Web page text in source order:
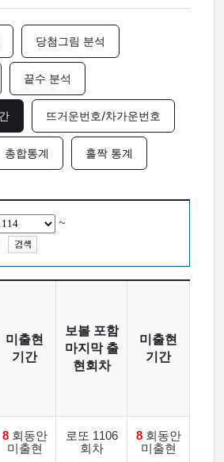
당첨그림 분석
끝수 분석
뜨거운번호/차가운번호
총합통계 홀짝 통계
~
미출현
기간
보볼 포함
마지막 출
현회차
미출현
기간
8회동안
미출현
로또 1106
회차
8회동안
미출현